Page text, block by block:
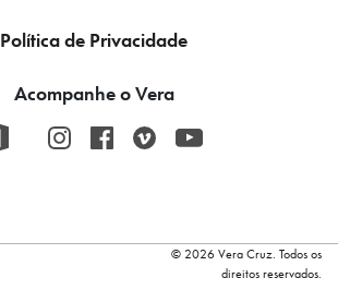
Política de Privacidade
Acompanhe o Vera
© 2026 Vera Cruz. Todos os
direitos reservados.